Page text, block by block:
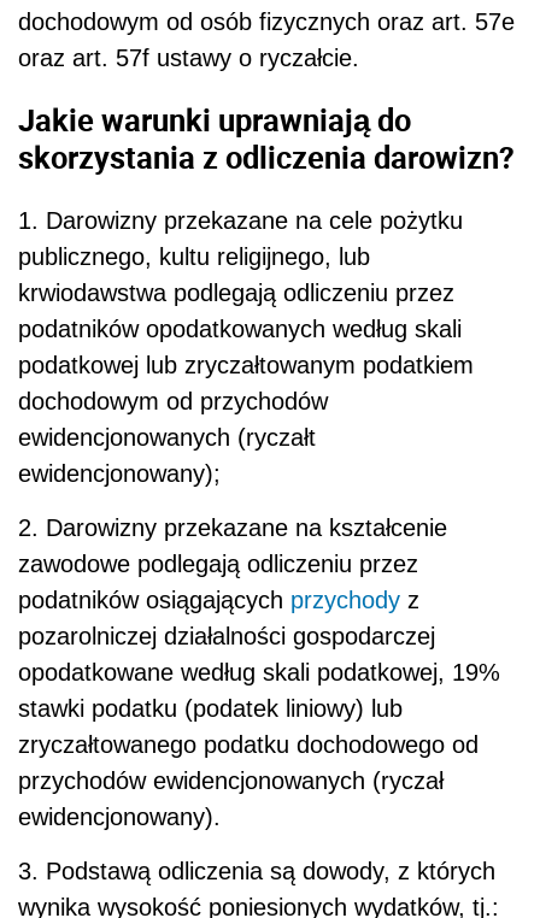
dochodowym od osób fizycznych oraz art. 57e
oraz art. 57f ustawy o ryczałcie.
Jakie warunki uprawniają do
skorzystania z odliczenia darowizn?
1. Darowizny przekazane na cele pożytku
publicznego, kultu religijnego, lub
krwiodawstwa podlegają odliczeniu przez
podatników opodatkowanych według skali
podatkowej lub zryczałtowanym podatkiem
dochodowym od przychodów
ewidencjonowanych (ryczałt
ewidencjonowany);
2. Darowizny przekazane na kształcenie
zawodowe podlegają odliczeniu przez
podatników osiągających przychody z
pozarolniczej działalności gospodarczej
opodatkowane według skali podatkowej, 19%
stawki podatku (podatek liniowy) lub
zryczałtowanego podatku dochodowego od
przychodów ewidencjonowanych (ryczał
ewidencjonowany).
3. Podstawą odliczenia są dowody, z których
wynika wysokość poniesionych wydatków, tj.: